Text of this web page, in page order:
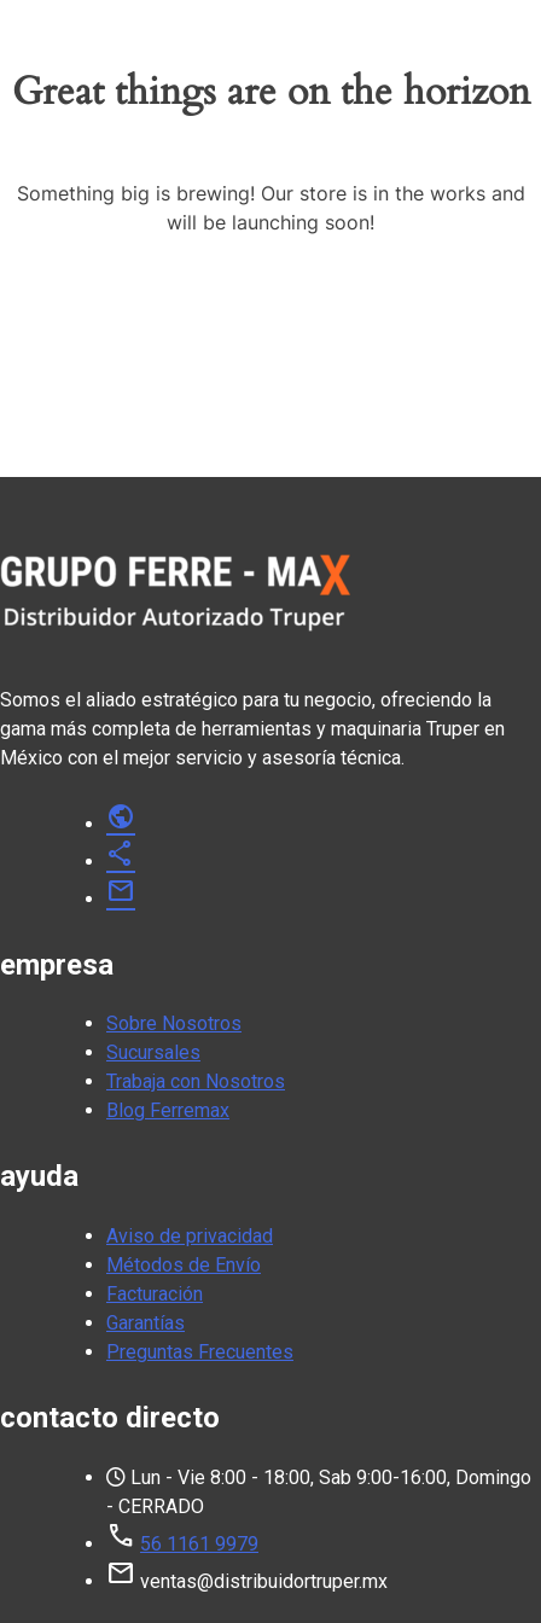
Great things are on the horizon
Something big is brewing! Our store is in the works and
will be launching soon!
Somos el aliado estratégico para tu negocio, ofreciendo la
gama más completa de herramientas y maquinaria Truper en
México con el mejor servicio y asesoría técnica.
public
share
mail
empresa
Sobre Nosotros
Sucursales
Trabaja con Nosotros
Blog Ferremax
ayuda
Aviso de privacidad
Métodos de Envío
Facturación
Garantías
Preguntas Frecuentes
contacto directo
Lun - Vie 8:00 - 18:00, Sab 9:00-16:00, Domingo
- CERRADO
call 56 1161 9979
mail ventas@distribuidortruper.mx